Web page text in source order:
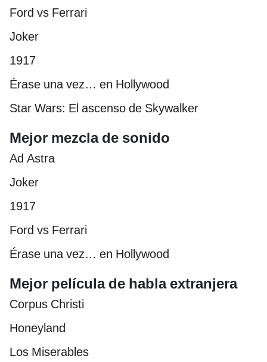
Ford vs Ferrari
Joker
1917
Érase una vez… en Hollywood
Star Wars: El ascenso de Skywalker
Mejor mezcla de sonido
Ad Astra
Joker
1917
Ford vs Ferrari
Érase una vez… en Hollywood
Mejor película de habla extranjera
Corpus Christi
Honeyland
Los Miserables